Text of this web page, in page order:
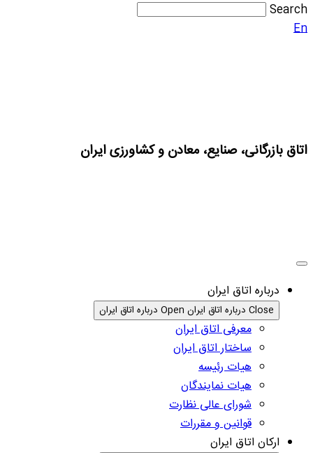
Search
En
اتاق بازرگانی، صنایع، معادن و کشاورزی ایران
درباره اتاق ایران
Close درباره اتاق ایران Open درباره اتاق ایران
معرفی اتاق ایران
ساختار اتاق ایران
هیات رئیسه
هیات نمایندگان
شورای عالی نظارت
قوانین و مقررات
ارکان اتاق ایران